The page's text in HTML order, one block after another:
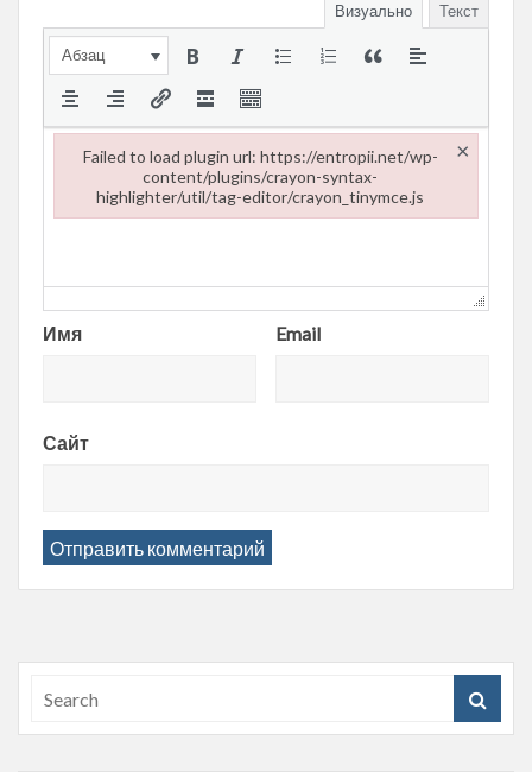
Визуально Текст
Абзац
Имя Email
Сайт
Failed to load plugin url: https://entropii.net/wp-
content/plugins/crayon-syntax-
highlighter/util/tag-editor/crayon_tinymce.js
×
Failed to load plugin url: https://entropii.net/wp-content/